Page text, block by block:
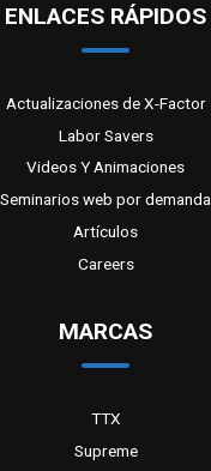
ENLACES RÁPIDOS
Actualizaciones de X-Factor
Labor Savers
Videos Y Animaciones
Seminarios web por demanda
Artículos
Careers
MARCAS
TTX
Supreme